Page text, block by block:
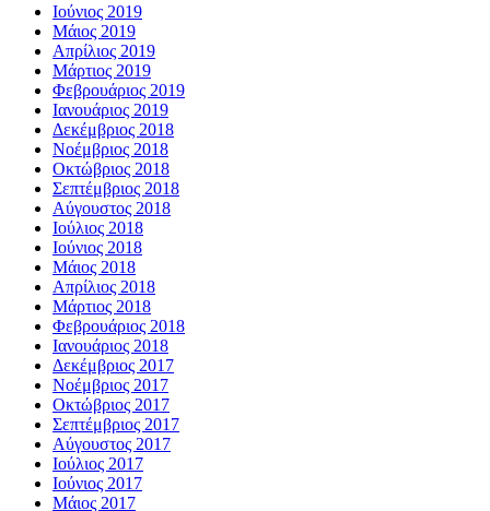
Ιούνιος 2019
Μάιος 2019
Απρίλιος 2019
Μάρτιος 2019
Φεβρουάριος 2019
Ιανουάριος 2019
Δεκέμβριος 2018
Νοέμβριος 2018
Οκτώβριος 2018
Σεπτέμβριος 2018
Αύγουστος 2018
Ιούλιος 2018
Ιούνιος 2018
Μάιος 2018
Απρίλιος 2018
Μάρτιος 2018
Φεβρουάριος 2018
Ιανουάριος 2018
Δεκέμβριος 2017
Νοέμβριος 2017
Οκτώβριος 2017
Σεπτέμβριος 2017
Αύγουστος 2017
Ιούλιος 2017
Ιούνιος 2017
Μάιος 2017